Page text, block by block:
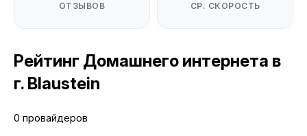
ОТЗЫВОВ СР. СКОРОСТЬ
Рейтинг Домашнего интернета в
г. Blaustein
0 провайдеров